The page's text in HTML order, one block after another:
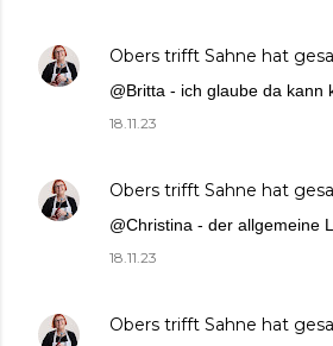
Obers trifft Sahne hat
@Britta - ich glaube da kann
18.11.23
Obers trifft Sahne hat
@Christina - der allgemeine
18.11.23
Obers trifft Sahne hat